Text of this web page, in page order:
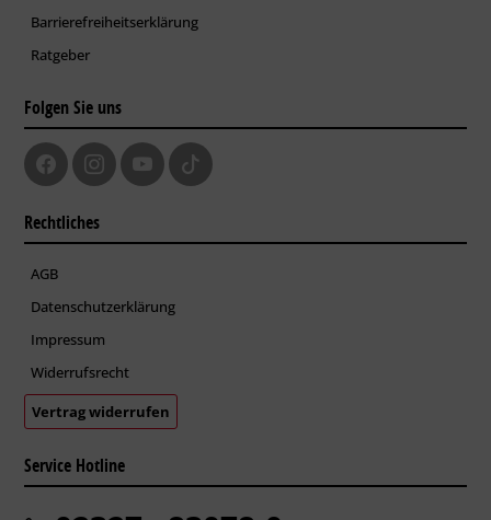
Barrierefreiheitserklärung
Ratgeber
Folgen Sie uns
Rechtliches
AGB
Datenschutzerklärung
Impressum
Widerrufsrecht
Vertrag widerrufen
Service Hotline